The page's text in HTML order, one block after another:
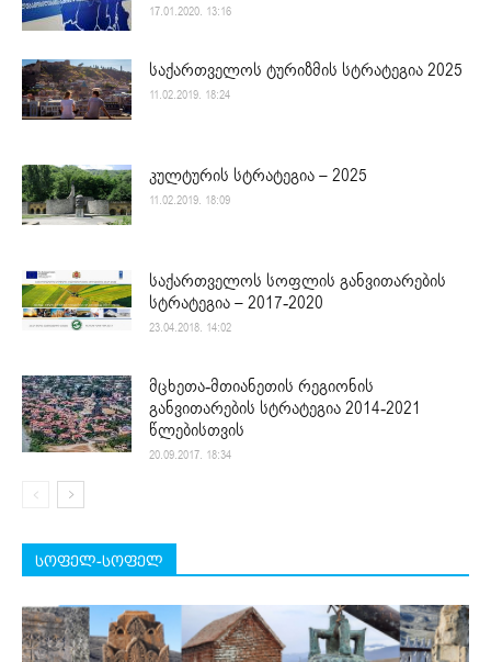
17.01.2020. 13:16
საქართველოს ტურიზმის სტრატეგია 2025
11.02.2019. 18:24
კულტურის სტრატეგია – 2025
11.02.2019. 18:09
საქართველოს სოფლის განვითარების
სტრატეგია – 2017-2020
23.04.2018. 14:02
მცხეთა-მთიანეთის რეგიონის
განვითარების სტრატეგია 2014-2021
წლებისთვის
20.09.2017. 18:34
სოფელ-სოფელ